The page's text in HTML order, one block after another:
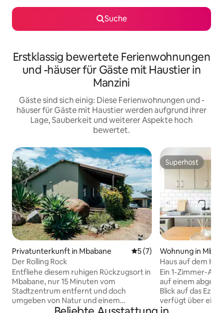
Suche
Erstklassig bewertete Ferienwohnungen
und -häuser für Gäste mit Haustier in
Manzini
Gäste sind sich einig: Diese Ferienwohnungen und -
häuser für Gäste mit Haustier werden aufgrund ihrer
Lage, Sauberkeit und weiterer Aspekte hoch
bewertet.
Privatunterkunft in Mbabane Durchschnittliche
5 (7)
Der Rolling Rock
Entfliehe diesem ruhigen Rückzugsort in
Mbabane, nur 15 Minuten vom
Stadtzentrum entfernt und doch
umgeben von Natur und einem
atemberaubenden Rockery. Die
Superhost
Superhost
Wohnung in
Haus auf dem
Ein 1-Zimmer-
auf einem
Blick auf das
verfügt über eine
einem perfekten